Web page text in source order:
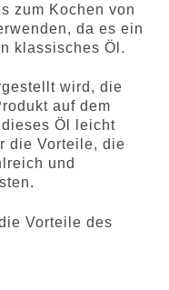
zum Kochen von
da es ein
klassisches Öl.
wird, die
auf dem
Öl leicht
die Vorteile, die
und
Vorteile des